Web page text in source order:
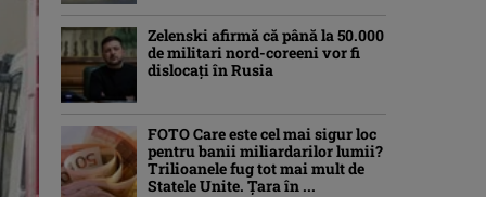
Zelenski afirmă că până la 50.000
de militari nord-coreeni vor fi
dislocaţi în Rusia
FOTO Care este cel mai sigur loc
pentru banii miliardarilor lumii?
Trilioanele fug tot mai mult de
Statele Unite. Țara în ...